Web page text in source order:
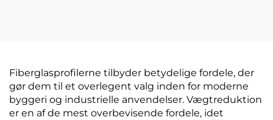
Fiberglasprofilerne tilbyder betydelige fordele, der
gør dem til et overlegent valg inden for moderne
byggeri og industrielle anvendelser. Vægtreduktion
er en af de mest overbevisende fordele, idet